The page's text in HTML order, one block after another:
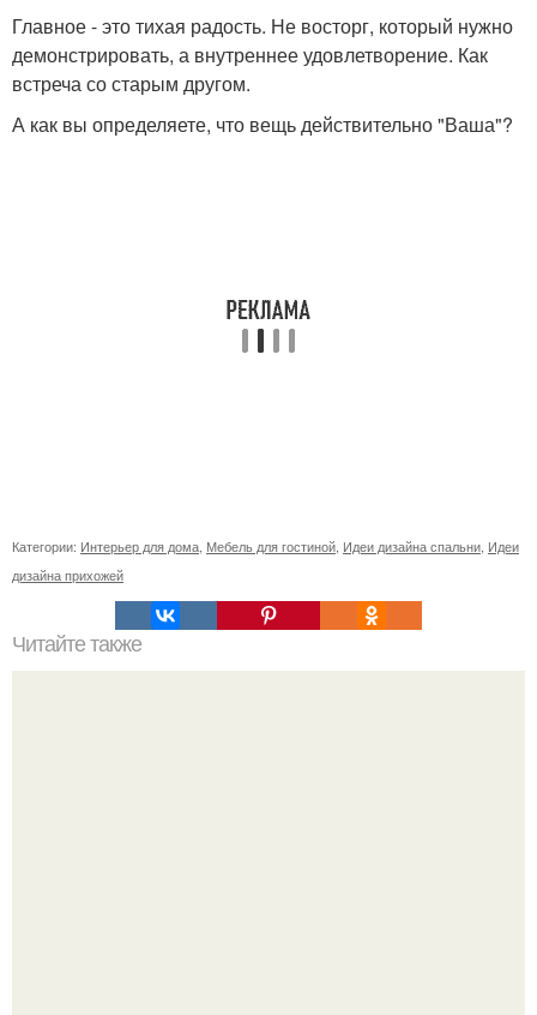
Главное - это тихая радость. Не восторг, который нужно
демонстрировать, а внутреннее удовлетворение. Как
встреча со старым другом.
А как вы определяете, что вещь действительно "Ваша"?
Категории: Интерьер для дома Мебель для гостиной Идеи дизайна спальни Идеи
дизайна прихожей
Читайте также